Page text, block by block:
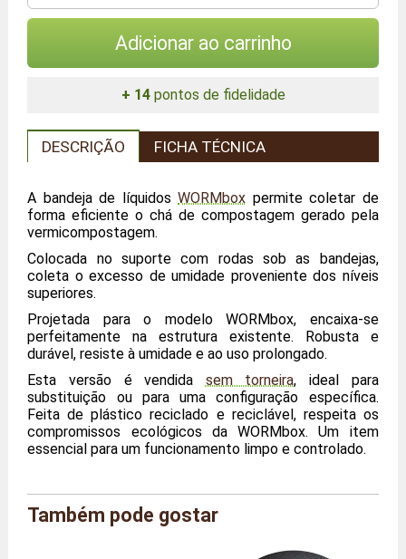
Adicionar ao carrinho
+ 14pontos de fidelidade
DESCRIÇÃO FICHA TÉCNICA
A bandeja de líquidosWORMbox permite coletar de
forma eficiente o chá de compostagem gerado pela
vermicompostagem.
Colocada no suporte com rodas sob as bandejas,
coleta o excesso de umidade proveniente dos níveis
superiores.
Projetada para o modelo WORMbox, encaixa-se
perfeitamente na estrutura existente. Robusta e
durável, resiste à umidade e ao uso prolongado.
Esta versão é vendida sem torneira, ideal para
substituição ou para uma configuração específica.
Feita de plástico reciclado e reciclável, respeita os
compromissos ecológicos da WORMbox. Um item
essencial para um funcionamento limpo e controlado.
Marca
Também pode gostar